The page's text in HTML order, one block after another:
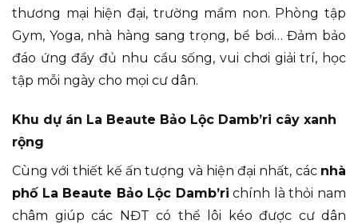
thương mại hiện đại, trường mầm non. Phòng tập
Gym, Yoga, nhà hàng sang trọng, bể bơi… Đảm bảo
đáo ứng đầy đủ nhu cầu sống, vui chơi giải trí, học
tập mỗi ngày cho mọi cư dân.
Khu dự án La Beaute Bảo Lộc Damb’ri cây xanh
rộng
Cùng với thiết kế ấn tượng và hiện đại nhất, các nhà
phố La Beaute Bảo Lộc Damb’ri chính là thỏi nam
châm giúp các NĐT có thể lôi kéo được cư dân